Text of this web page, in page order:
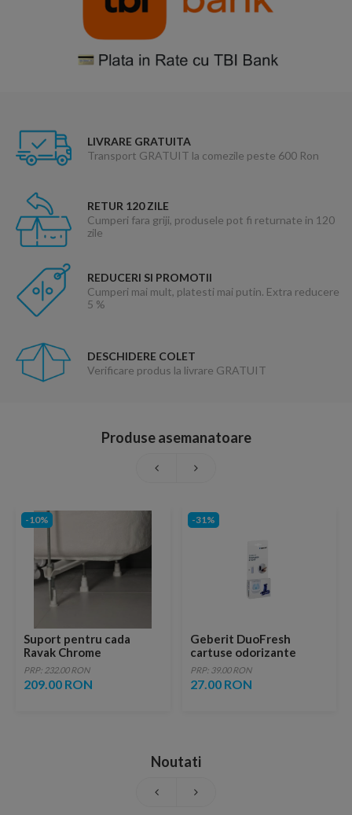
LIVRARE GRATUITA
Transport GRATUIT la comezile peste 600 Ron
RETUR 120 ZILE
Cumperi fara griji, produsele pot fi returnate in 120
zile
REDUCERI SI PROMOTII
Cumperi mai mult, platesti mai putin. Extra reducere
5 %
DESCHIDERE COLET
Verificare produs la livrare GRATUIT
Produse asemanatoare
-10%
Suport pentru cada
Ravak Chrome
PRP: 232.00 RON
209.00 RON
-31%
Geberit DuoFresh
cartuse odorizante
PRP: 39.00 RON
27.00 RON
Noutati